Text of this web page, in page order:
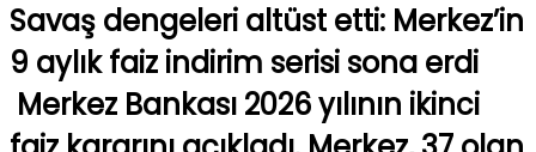
Savaş dengeleri altüst etti: Merkez’in
9 aylık faiz indirim serisi sona erdi
Merkez Bankası 2026 yılının ikinci